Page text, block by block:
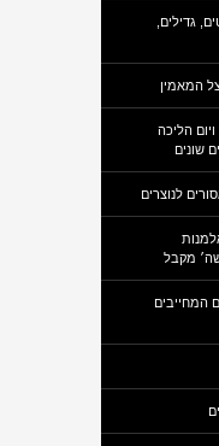
גדילים,
ויום הליכה
שונים
אלמנות
שה׳ מקבל
המחייבים